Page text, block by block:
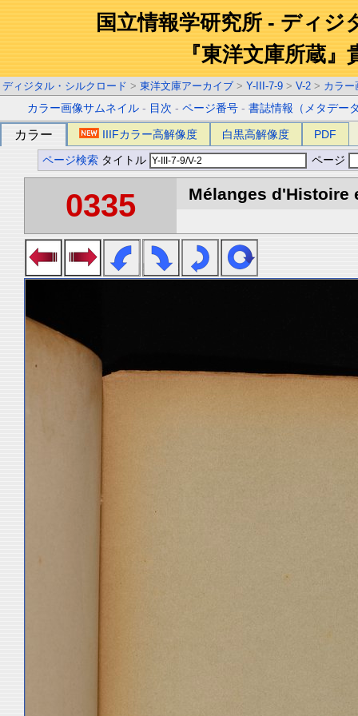
国立情報学研究所 - ディジ
『東洋文庫所蔵』
ディジタル・シルクロード > 東洋文庫アーカイブ > Y-III-7-9 > V-2 > カラー
カラー画像サムネイル - 目次 -ページ番号 -書誌情報（メタデー
カラー IIIFカラー高解像度 白黒高解像度 PDF
ページ検索 タイトル ページ
0335 Mélanges d'Histoire